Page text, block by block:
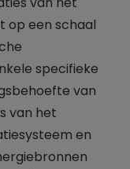
op een schaal
specifieke
van
van het
en